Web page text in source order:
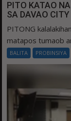
PITO KATAO
SA DAVAO CITY
PITONG
matapos tumaob
BALITA PROBINSIYA